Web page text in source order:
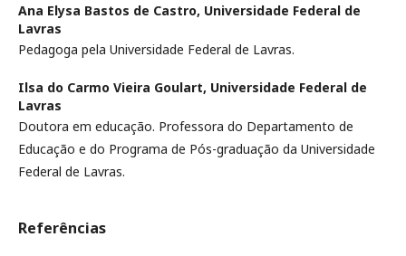
Ana Elysa Bastos de Castro, Universidade Federal de
Lavras
Pedagoga pela Universidade Federal de Lavras.
Ilsa do Carmo Vieira Goulart, Universidade Federal de
Lavras
Doutora em educação. Professora do Departamento de
Educação e do Programa de Pós-graduação da Universidade
Federal de Lavras.
Referências